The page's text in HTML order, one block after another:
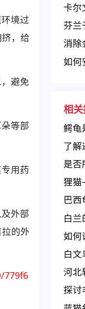
境过
，给
避免
等部
用药
外部
的外
779f6
卡尔
何？
芬兰
工程
消除
如何
相
鳄龟
了解
是否
狸
巴西
白
照的
如何
白
河北
如何
探讨